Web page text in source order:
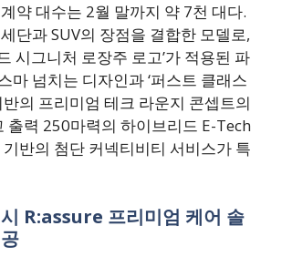
약 대수는 2월 말까지 약 7천 대다.
단과 SUV의 장점을 결합한 모델로,
시그니처 로장주 로고’가 적용된 파
마 넘치는 디자인과 ‘퍼스트 클래스
반의 프리미엄 테크 라운지 콘셉트의
출력 250마력의 하이브리드 E-Tech
반의 첨단 커넥티비티 서비스가 특
R:assure 프리미엄 케어 솔